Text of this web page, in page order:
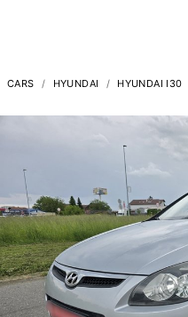
CARS HYUNDAI HYUNDAI I30